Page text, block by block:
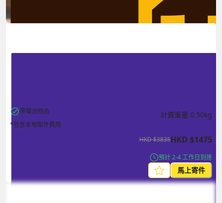
帶電池物品
*包含本地取件費用
計費重量 0.50kg
HKD$3835HKD $1475
預計 2-4 工作日到達
馬上寄件